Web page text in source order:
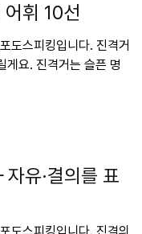
휘 10선
도스피킹입니다. 진격거
게요. 진격거는 슬픈 명
유·결의를 표